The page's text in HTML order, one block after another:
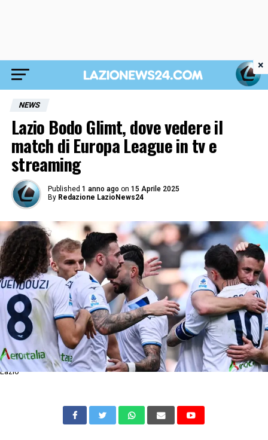
NEWS
Lazio Bodo Glimt, dove vedere il
match di Europa League in tv e
streaming
Published 1 anno ago on 15 Aprile 2025
By Redazione LazioNews24
Lazio
×